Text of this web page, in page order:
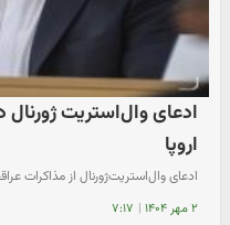
ادعای وال‌استریت‌ ژورنال
اروپا
ادعای وال‌استریت‌ژورنال از مذاکرات
۲ مهر ۱۴۰۴ | ۷:۱۷